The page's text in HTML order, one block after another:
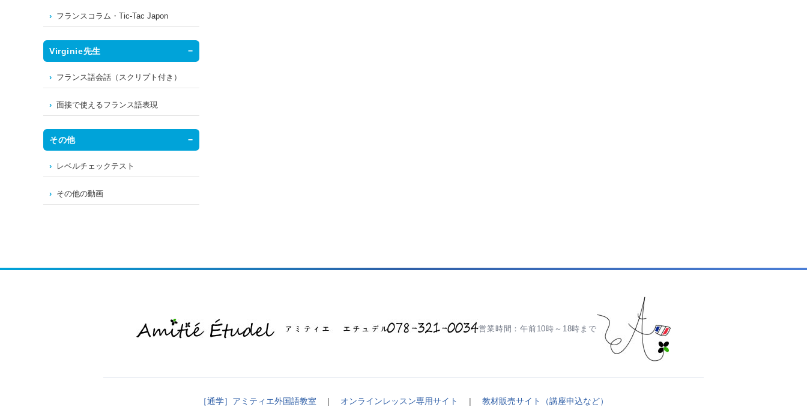
フランスコラム・Tic-Tac Japon
Virginie先生
フランス語会話（スクリプト付き）
面接で使えるフランス語表現
その他
レベルチェックテスト
その他の動画
営業時間：午前10時～18時まで
［通学］アミティエ外国語教室 | オンラインレッスン専用サイト | 教材販売サイト（講座申込など）